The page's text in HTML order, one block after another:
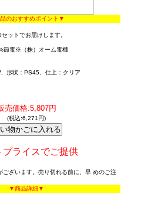
のおすすめポイント▼
ットでお届けします。
節電※（株）オーム電機
形状：PS45、仕上：クリア
売価格:5,807円
(税込:6,271円)
プライスでご提供
ございます。売り切れる前に、早 めのご注
▼商品詳細▼